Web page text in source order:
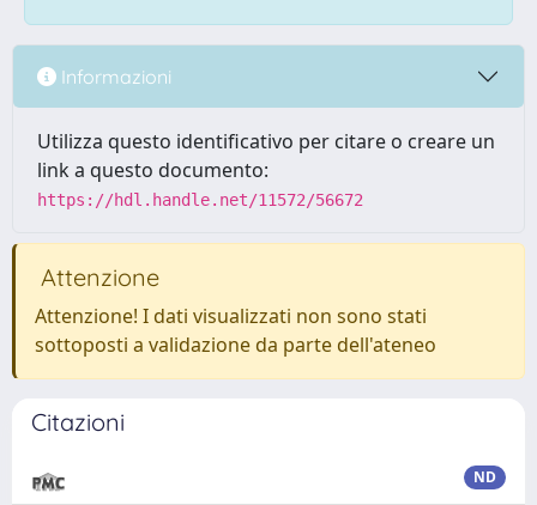
Informazioni
Utilizza questo identificativo per citare o creare un
link a questo documento:
https://hdl.handle.net/11572/56672
Attenzione
Attenzione! I dati visualizzati non sono stati
sottoposti a validazione da parte dell'ateneo
Citazioni
ND